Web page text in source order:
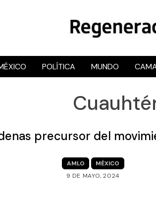
RegeneraciónMX
Sitio de noticias libre e
POLÍTICA MUNDO
precursor del
AMLO
MÉXICO
9 DE MAYO, 2024